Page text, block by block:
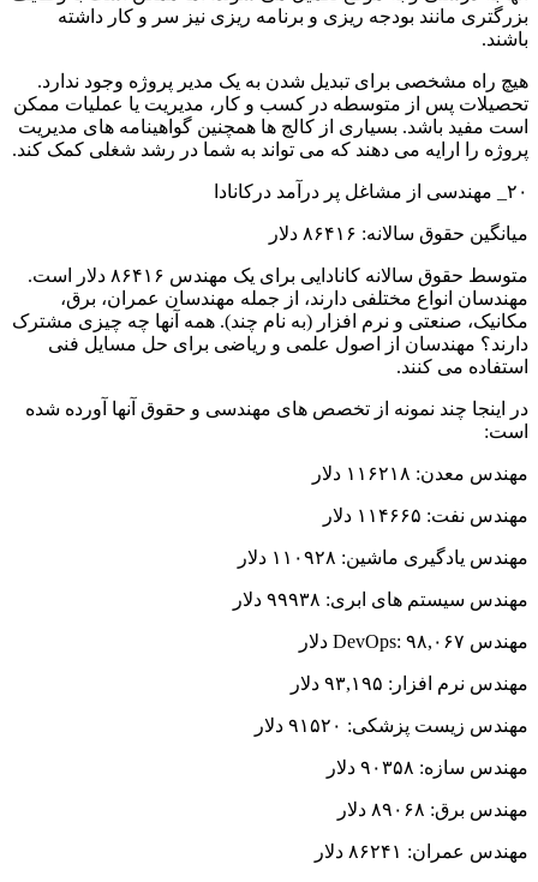
بزرگتری مانند بودجه ریزی و برنامه ریزی نیز سر و کار داشته
باشند.
هیچ راه مشخصی برای تبدیل شدن به یک مدیر پروژه وجود ندارد.
تحصیلات پس از متوسطه در کسب و کار، مدیریت یا عملیات ممکن
است مفید باشد. بسیاری از کالج ها همچنین گواهینامه های مدیریت
پروژه را ارایه می دهند که می تواند به شما در رشد شغلی کمک کند.
۲۰_ مهندسی از مشاغل پر درآمد درکانادا
میانگین حقوق سالانه: ۸۶۴۱۶ دلار
متوسط ​​حقوق سالانه کانادایی برای یک مهندس ۸۶۴۱۶ دلار است.
مهندسان انواع مختلفی دارند، از جمله مهندسان عمران، برق،
مکانیک، صنعتی و نرم افزار (به نام چند). همه آنها چه چیزی مشترک
دارند؟ مهندسان از اصول علمی و ریاضی برای حل مسایل فنی
استفاده می کنند.
در اینجا چند نمونه از تخصص های مهندسی و حقوق آنها آورده شده
است:
مهندس معدن: ۱۱۶۲۱۸ دلار
مهندس نفت: ۱۱۴۶۶۵ دلار
مهندس یادگیری ماشین: ۱۱۰۹۲۸ دلار
مهندس سیستم های ابری: ۹۹۹۳۸ دلار
مهندس DevOps: ۹۸,۰۶۷ دلار
مهندس نرم افزار: ۹۳,۱۹۵ دلار
مهندس زیست پزشکی: ۹۱۵۲۰ دلار
مهندس سازه: ۹۰۳۵۸ دلار
مهندس برق: ۸۹۰۶۸ دلار
مهندس عمران: ۸۶۲۴۱ دلار